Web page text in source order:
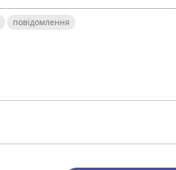
повідомлення